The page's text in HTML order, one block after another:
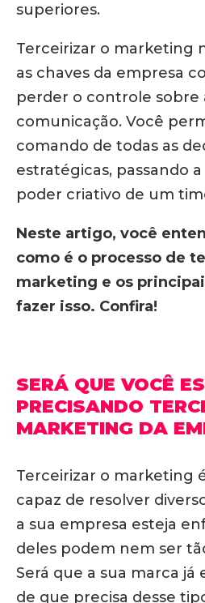
superiores.
Terceirizar o marketing
as chaves da empresa
perder o controle sobre
comunicação. Você
comando de todas as
estratégicas, passando
poder criativo de um
Neste artigo, você
como é o processo de
marketing e os
fazer isso. Confira!
SERÁ QUE VOCÊ
PRECISANDO
MARKETING DA
Terceirizar o marketing
capaz de resolver
a sua empresa esteja
deles podem nem ser
Será que a sua marca já
de que precisa desse